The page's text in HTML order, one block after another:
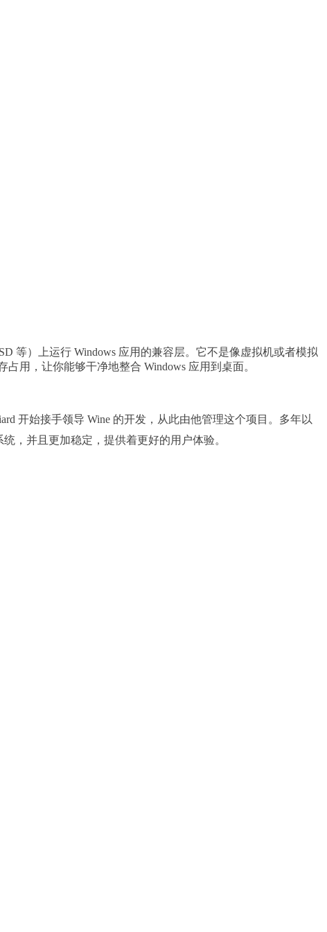
等）上运行 Windows 应用的兼容层。它不是像虚拟机或者模拟
用，让你能够干净地整合 Windows 应用到桌面。
开始接手领导 Wine 的开发，从此由他管理这个项目。多年以
，并且更加稳定，提供着更好的用户体验。